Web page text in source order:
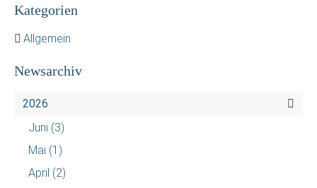
Kategorien
Allgemein
Newsarchiv
2026
Juni (3)
Mai (1)
April (2)